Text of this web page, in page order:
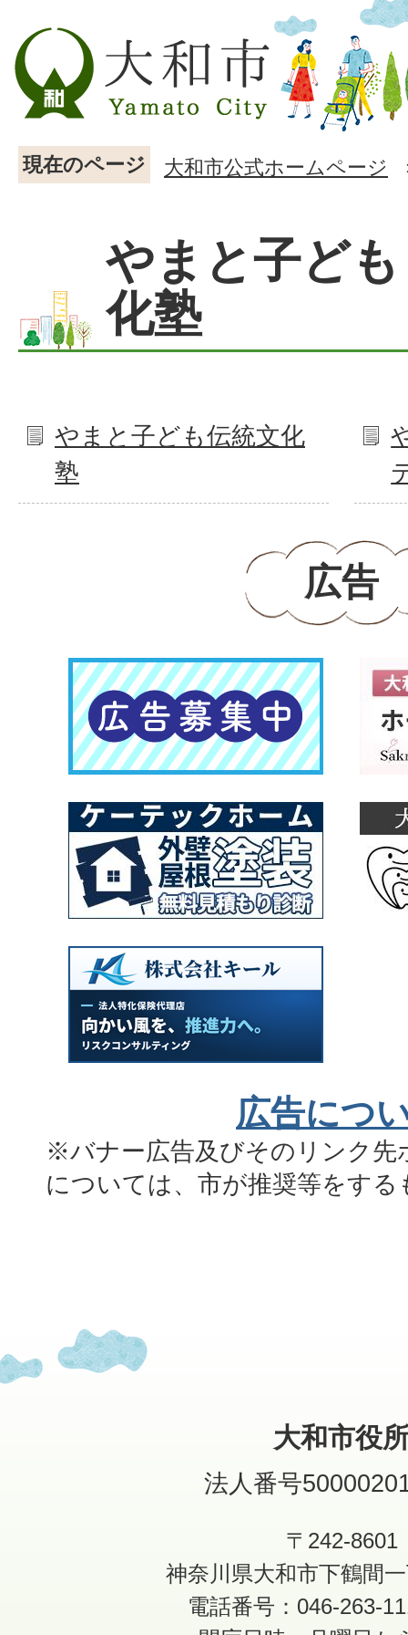
現在のページ 大和市公式ホームページ
やまと子ど
化塾
やまと子ども伝統文化
塾
広告
広告につ
※バナー広告及びそのリンク先
については、市が推奨等をす
大和市役
法人番号
〒242-8601
神奈川県大和市下鶴間
電話番号：046-263-